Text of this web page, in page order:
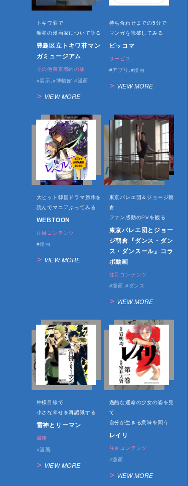
トキワ荘で
昭和の漫画家について語る
豊島区立トキワ荘マン
ガミュージアム
その他東京都内の駅
展示 博物館 漫画
VIEW MORE
待ち合わせまでの5分で
マンガを読破してみる
ピッコマ
サービス
アプリ 漫画
VIEW MORE
大ヒット韓国ドラマ原作を
読んでマニアぶってみる
WEBTOON
注目コンテンツ
漫画
VIEW MORE
東京バレエ団＆ジョージ朝
倉
ファン感動のPVを観る
東京バレエ団とジョー
ジ朝倉『ダンス・ダン
ス・ダンスール』コラ
ボ動画
注目コンテンツ
漫画 ダンス
VIEW MORE
神様目線で
小さな幸せを再認識する
雷神とリーマン
書籍
漫画
VIEW MORE
過酷な運命の少女の姿を見
て
自分が生きる意味を問う
レイリ
注目コンテンツ
漫画
VIEW MORE